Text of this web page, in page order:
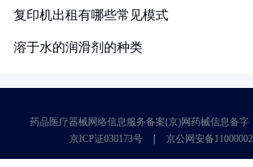
复印机出租有哪些常见模式
溶于水的润滑剂的种类
药品医疗器械网络信息服务备案(京)网药械信息备字
京ICP证030173号
京公网安备